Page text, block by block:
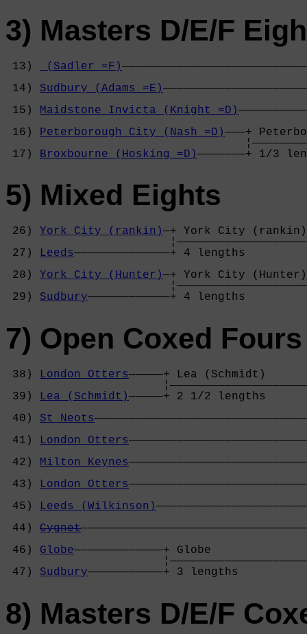
3) Masters D/E/F
13) (Sadler =F)
14) Sudbury (Adams =E)
15)
Maidstone Invicta (Knight =D)
16)
Peterborough City (Nash =D)———+
17)
Broxbourne (Hosking =D)
5) Mixed Eights
26) York City (rankin)—+ York City
27)
Leeds——————————————+ 4 lengths
28) York City (Hunter)—+ York City
29) Sudbury————————————+ 4
7) Open Coxed
38) London Otters—————+ Lea
39)
Lea (Schmidt)—————+ 2 1/2
40) St Neots
41)
London Otters
42) Milton Keynes
43)
London Otters
45)
Leeds (Wilkinson)
44) Cygnet
46) Globe—————————————+ Globe
47) Sudbury———————————+ 3
8) Masters D/E/F